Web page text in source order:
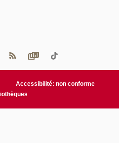
Accessibilité: non conforme